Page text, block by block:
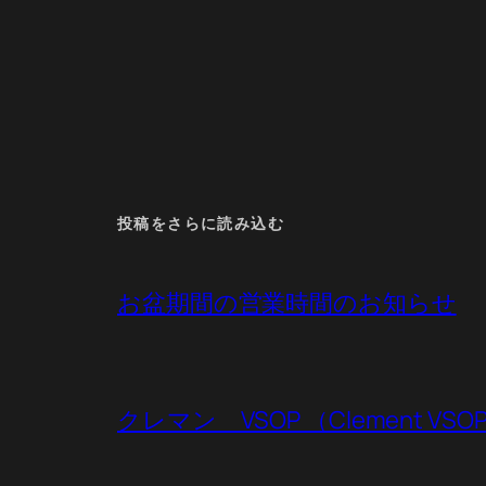
投稿をさらに読み込む
お盆期間の営業時間のお知らせ
クレマン VSOP （Clement